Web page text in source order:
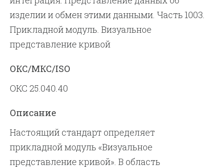
изделии и обмен этими данными. Часть 1003.
Прикладной модуль. Визуальное
представление кривой
ОКС/МКС/ISO
ОКС 25.040.40
Описание
Настоящий стандарт определяет
прикладной модуль «Визуальное
представление кривой». В область